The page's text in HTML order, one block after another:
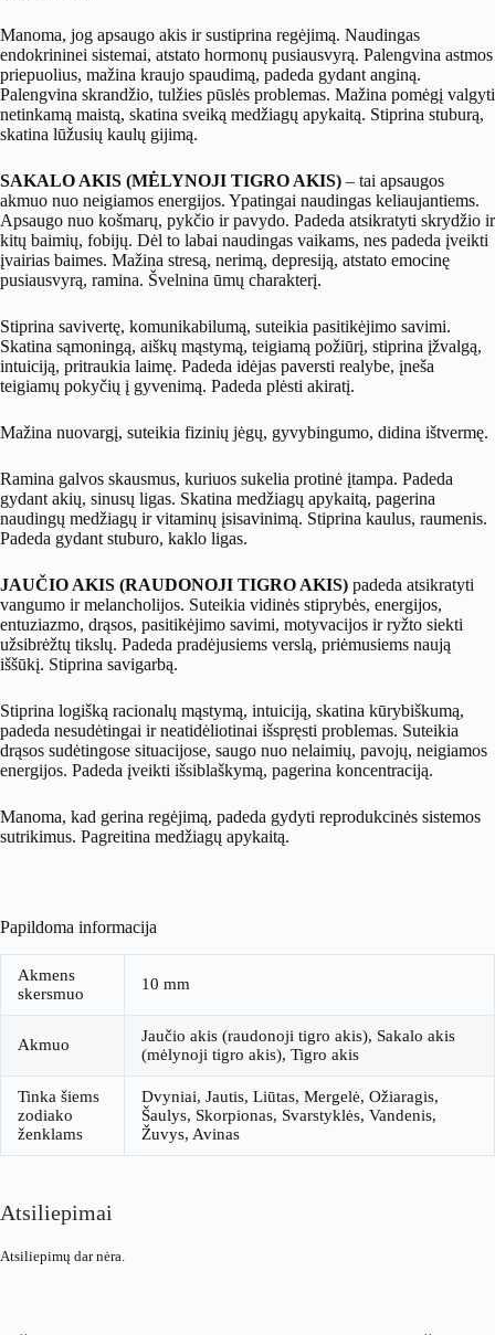
Manoma, jog apsaugo akis ir sustiprina regėjimą. Naudingas
endokrininei sistemai, atstato hormonų pusiausvyrą. Palengvina astmos
priepuolius, mažina kraujo spaudimą, padeda gydant anginą.
Palengvina skrandžio, tulžies pūslės problemas. Mažina pomėgį valgyti
netinkamą maistą, skatina sveiką medžiagų apykaitą. Stiprina stuburą,
skatina lūžusių kaulų gijimą.
SAKALO AKIS (MĖLYNOJI TIGRO AKIS) – tai apsaugos
akmuo nuo neigiamos energijos. Ypatingai naudingas keliaujantiems.
Apsaugo nuo košmarų, pykčio ir pavydo. Padeda atsikratyti skrydžio ir
kitų baimių, fobijų. Dėl to labai naudingas vaikams, nes padeda įveikti
įvairias baimes. Mažina stresą, nerimą, depresiją, atstato emocinę
pusiausvyrą, ramina. Švelnina ūmų charakterį.
Stiprina savivertę, komunikabilumą, suteikia pasitikėjimo savimi.
Skatina sąmoningą, aiškų mąstymą, teigiamą požiūrį, stiprina įžvalgą,
intuiciją, pritraukia laimę. Padeda idėjas paversti realybe, įneša
teigiamų pokyčių į gyvenimą. Padeda plėsti akiratį.
Mažina nuovargį, suteikia fizinių jėgų, gyvybingumo, didina ištvermę.
Ramina galvos skausmus, kuriuos sukelia protinė įtampa. Padeda
gydant akių, sinusų ligas. Skatina medžiagų apykaitą, pagerina
naudingų medžiagų ir vitaminų įsisavinimą. Stiprina kaulus, raumenis.
Padeda gydant stuburo, kaklo ligas.
JAUČIO AKIS (RAUDONOJI TIGRO AKIS) padeda atsikratyti
vangumo ir melancholijos. Suteikia vidinės stiprybės, energijos,
entuziazmo, drąsos, pasitikėjimo savimi, motyvacijos ir ryžto siekti
užsibrėžtų tikslų. Padeda pradėjusiems verslą, priėmusiems naują
iššūkį. Stiprina savigarbą.
Stiprina logišką racionalų mąstymą, intuiciją, skatina kūrybiškumą,
padeda nesudėtingai ir neatidėliotinai išspręsti problemas. Suteikia
drąsos sudėtingose situacijose, saugo nuo nelaimių, pavojų, neigiamos
energijos. Padeda įveikti išsiblaškymą, pagerina koncentraciją.
Manoma, kad gerina regėjimą, padeda gydyti reprodukcinės sistemos
sutrikimus. Pagreitina medžiagų apykaitą.
Papildoma informacija
Akmens
skersmuo
10 mm
Akmuo
Jaučio akis (raudonoji tigro akis), Sakalo akis
(mėlynoji tigro akis), Tigro akis
Tinka šiems
zodiako
ženklams
Dvyniai, Jautis, Liūtas, Mergelė, Ožiaragis,
Šaulys, Skorpionas, Svarstyklės, Vandenis,
Žuvys, Avinas
Atsiliepimai
Atsiliepimų dar nėra.